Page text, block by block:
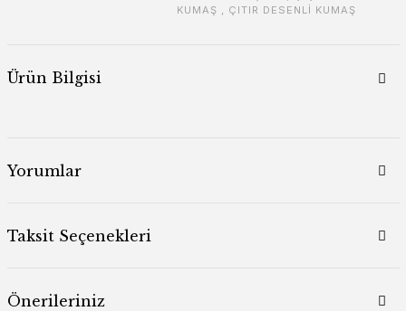
KUMAŞ , ÇITIR DESENLİ KUMAŞ
Ürün Bilgisi
Yorumlar
Taksit Seçenekleri
Önerileriniz